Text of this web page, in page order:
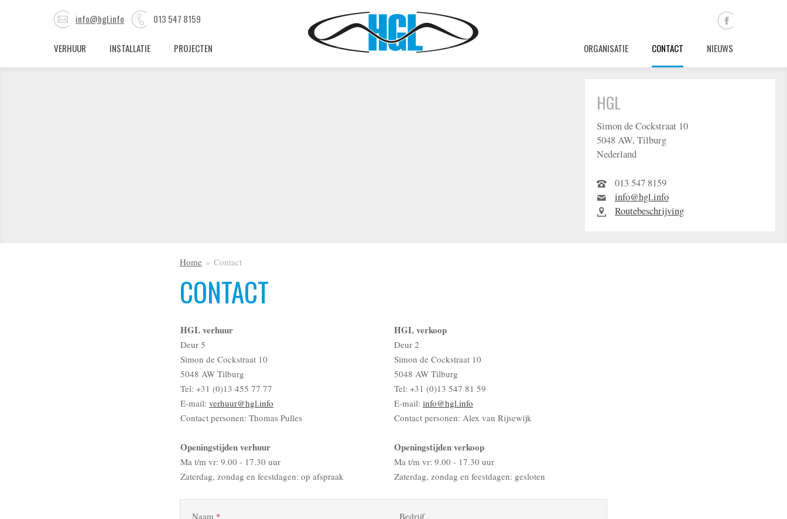
info@hgl.info 013 547 8159
VERHUUR INSTALLATIE PROJECTEN ORGANISATIE CONTACT NIEUWS
HGL
Simon de Cockstraat 10
5048 AW, Tilburg
Nederland
013 547 8159
info@hgl.info
Routebeschrijving
Home Contact
CONTACT
HGL verhuur
Deur 5
Simon de Cockstraat 10
5048 AW Tilburg
Tel: +31 (0)13 455 77 77
E-mail: verhuur@hgl.info
Contact personen: Thomas Pulles
Openingstijden verhuur
Ma t/m vr: 9.00 - 17.30 uur
Zaterdag, zondag en feestdagen: op afspraak
HGL verkoop
Deur 2
Simon de Cockstraat 10
5048 AW Tilburg
Tel: +31 (0)13 547 81 59
E-mail: info@hgl.info
Contact personen: Alex van Rijsewijk
Openingstijden verkoop
Ma t/m vr: 9.00 - 17.30 uur
Zaterdag, zondag en feestdagen: gesloten
Naam * Bedrijf